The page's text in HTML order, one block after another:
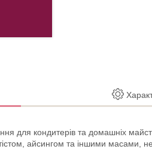
для кондитерів та домашніх
айсингом та іншими масами, не